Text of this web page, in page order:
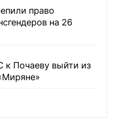
право
на 26
к Почаеву выйти из